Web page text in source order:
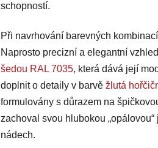
schopností.
Při navrhování barevných
Naprosto precizní a elegantní
šedou RAL 7035, která dává její
doplnit o detaily v barvě žlutá
formulovány s důrazem na
zachoval svou hlubokou
nádech.